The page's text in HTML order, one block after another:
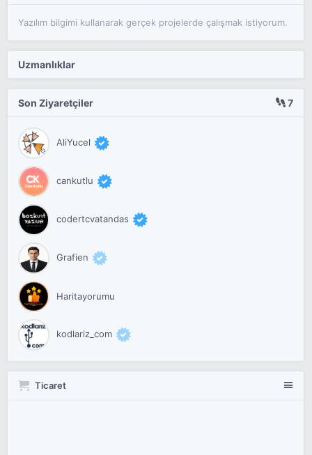
Yazılım bilgimi kullanarak gerçek projelerde çalışmak istiyorum.
Uzmanlıklar
Son Ziyaretçiler 7
AliYucel
cankutlu
codertcvatandas
Grafien
Haritayorumu
kodlariz_com
Ticaret